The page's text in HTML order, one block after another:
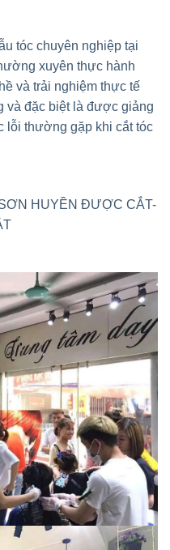
tóc chuyên nghiệp tại
xuyên thực hành
và trải nghiệm thực tế
và đặc biệt là được giảng
lỗi thường gặp khi cắt tóc
HUYỀN ĐƯỢC CẮT-